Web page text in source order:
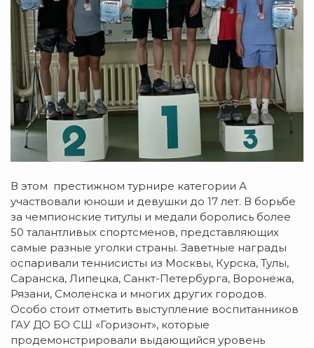
В этом престижном турнире категории А
участвовали юноши и девушки до 17 лет. В борьбе
за чемпионские титулы и медали боролись более
50 талантливых спортсменов, представляющих
самые разные уголки страны. Заветные награды
оспаривали теннисисты из Москвы, Курска, Тулы,
Саранска, Липецка, Санкт-Петербурга, Воронежа,
Рязани, Смоленска и многих других городов.
Особо стоит отметить выступление воспитанников
ГАУ ДО БО СШ «Горизонт», которые
продемонстрировали выдающийся уровень